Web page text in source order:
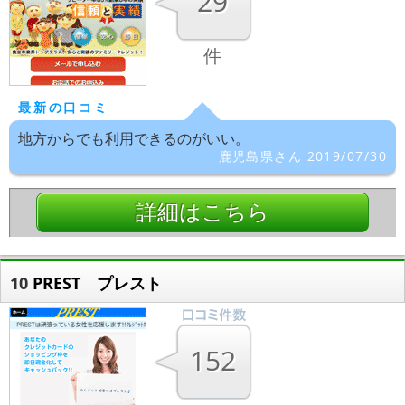
件
最新の口コミ
地方からでも利用できるのがいい。
鹿児島県さん 2019/07/30
詳細はこちら
10 PREST プレスト
152